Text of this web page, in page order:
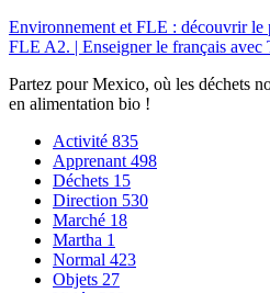
Environnement et FLE : découvrir le
FLE A2. | Enseigner le français
Partez pour Mexico, où les déchets
en alimentation bio !
Activité 835
Apprenant 498
Déchets 15
Direction 530
Marché 18
Martha 1
Normal 423
Objets 27